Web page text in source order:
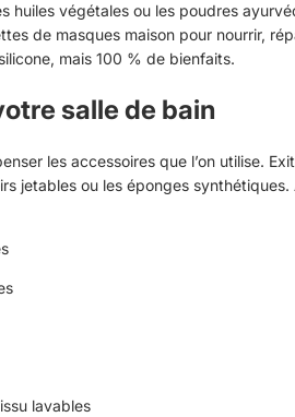
huiles végétales ou les poudres
de masques maison pour nourrir,
mais 100 % de bienfaits.
salle de bain
les accessoires que l’on utilise.
jetables ou les éponges synthétiques.
lavables